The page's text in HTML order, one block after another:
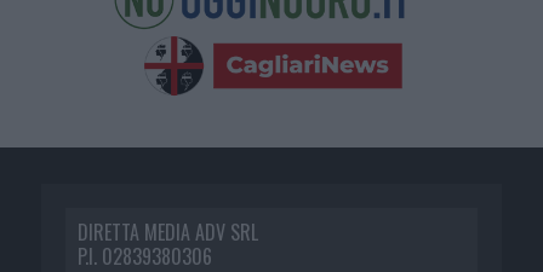
DIRETTA MEDIA ADV SRL
P.I. 02839380306